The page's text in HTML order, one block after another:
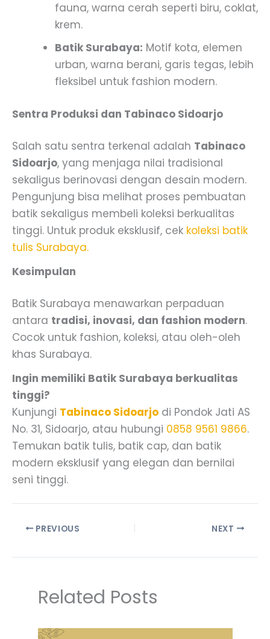
fauna, warna cerah seperti biru, coklat,
krem.
Batik Surabaya: Motif kota, elemen
urban, warna berani, garis tegas, lebih
fleksibel untuk fashion modern.
Sentra Produksi dan Tabinaco Sidoarjo
Salah satu sentra terkenal adalah Tabinaco
Sidoarjo, yang menjaga nilai tradisional
sekaligus berinovasi dengan desain modern.
Pengunjung bisa melihat proses pembuatan
batik sekaligus membeli koleksi berkualitas
tinggi. Untuk produk eksklusif, cek koleksi batik
tulis Surabaya.
Kesimpulan
Batik Surabaya menawarkan perpaduan
antara tradisi, inovasi, dan fashion modern.
Cocok untuk fashion, koleksi, atau oleh-oleh
khas Surabaya.
Ingin memiliki Batik Surabaya berkualitas
tinggi?
Kunjungi Tabinaco Sidoarjo di Pondok Jati AS
No. 31, Sidoarjo, atau hubungi 0858 9561 9866.
Temukan batik tulis, batik cap, dan batik
modern eksklusif yang elegan dan bernilai
seni tinggi.
PREVIOUS NEXT
Related Posts